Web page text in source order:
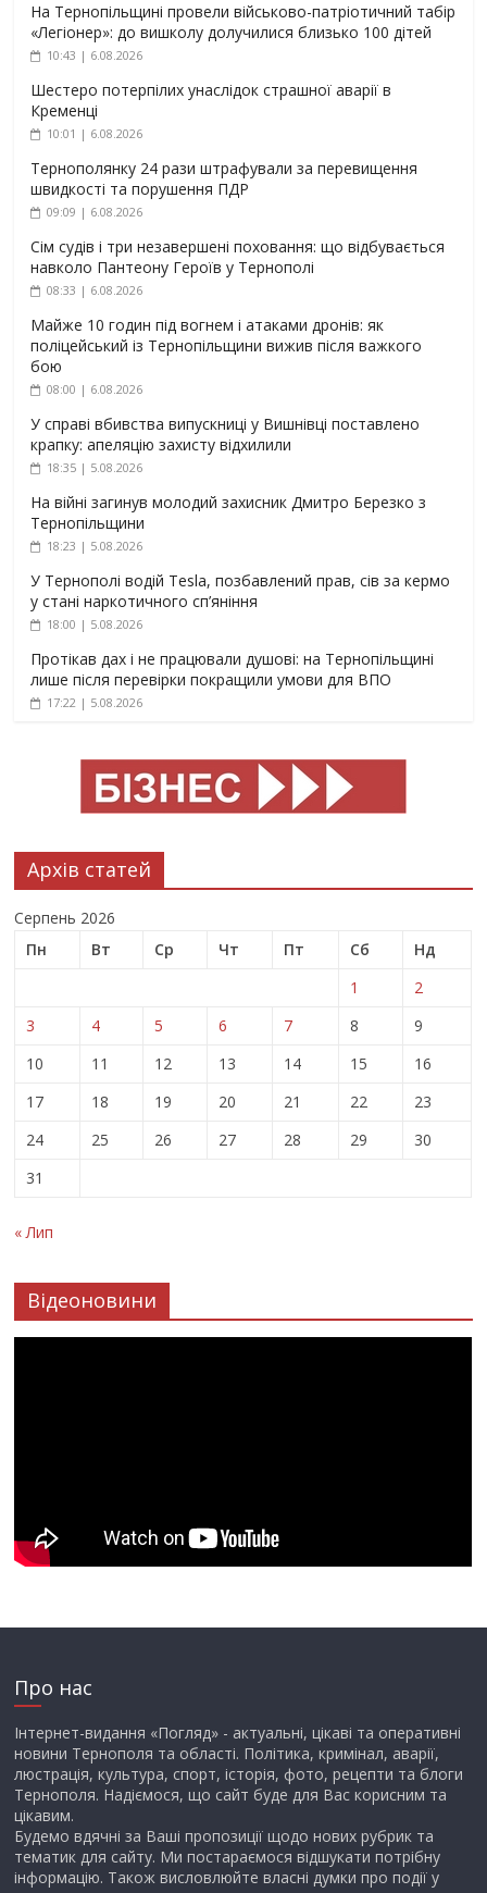
На Тернопільщині провели військово-патріотичний табір
«Легіонер»: до вишколу долучилися близько 100 дітей
10:43 | 6.08.2026
Шестеро потерпілих унаслідок страшної аварії в
Кременці
10:01 | 6.08.2026
Тернополянку 24 рази штрафували за перевищення
швидкості та порушення ПДР
09:09 | 6.08.2026
Сім судів і три незавершені поховання: що відбувається
навколо Пантеону Героїв у Тернополі
08:33 | 6.08.2026
Майже 10 годин під вогнем і атаками дронів: як
поліцейський із Тернопільщини вижив після важкого
бою
08:00 | 6.08.2026
У справі вбивства випускниці у Вишнівці поставлено
крапку: апеляцію захисту відхилили
18:35 | 5.08.2026
На війні загинув молодий захисник Дмитро Березко з
Тернопільщини
18:23 | 5.08.2026
У Тернополі водій Tesla, позбавлений прав, сів за кермо
у стані наркотичного сп’яніння
18:00 | 5.08.2026
Протікав дах і не працювали душові: на Тернопільщині
лише після перевірки покращили умови для ВПО
17:22 | 5.08.2026
Архів статей
Серпень 2026
Пн
Вт Ср Чт Пт Сб
Нд
1
2
3
4 5 6 7 8
9
10
11 12 13 14 15
16
17
18 19 20 21 22
23
24
25 26 27 28 29
30
31
« Лип
Відеоновини
Про нас
Інтернет-видання «Погляд» - актуальні, цікаві та оперативні
новини Тернополя та області. Політика, кримінал, аварії,
люстрація, культура, спорт, історія, фото, рецепти та блоги
Тернополя. Надіємося, що сайт буде для Вас корисним та
цікавим.
Будемо вдячні за Ваші пропозиції щодо нових рубрик та
тематик для сайту. Ми постараємося відшукати потрібну
інформацію. Також висловлюйте власні думки про події у